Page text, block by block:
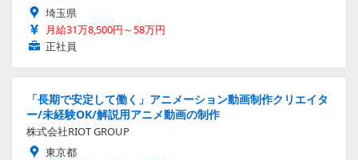
埼玉県
月給31万8,500円～58万円
正社員
「長期で安定して働く」アニメーション動画制作クリエイタ
ー/未経験OK/解説用アニメ動画の制作
株式会社RIOT GROUP
東京都